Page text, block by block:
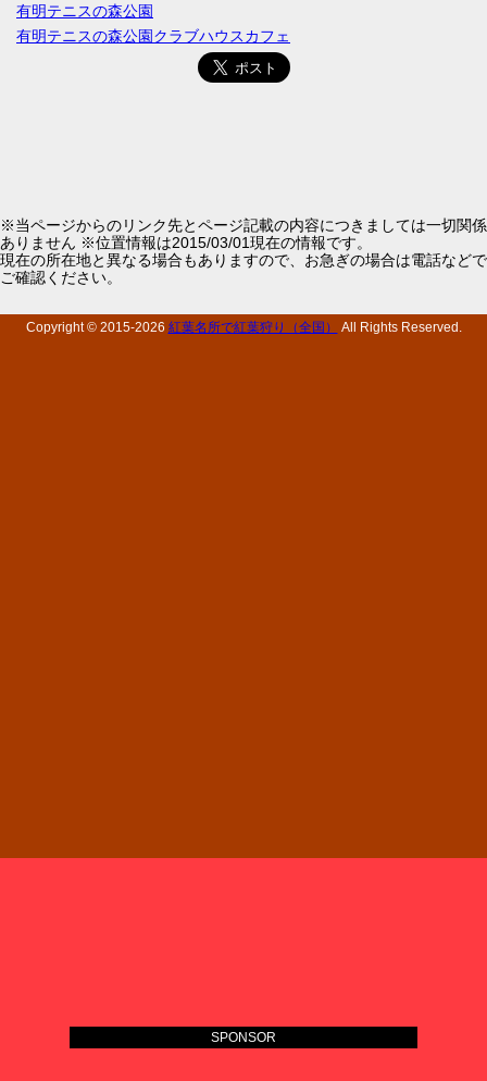
有明テニスの森公園
有明テニスの森公園クラブハウスカフェ
※当ページからのリンク先とページ記載の内容につきましては一切関係
ありません ※位置情報は2015/03/01現在の情報です。
現在の所在地と異なる場合もありますので、お急ぎの場合は電話などで
ご確認ください。
Copyright © 2015-2026 紅葉名所で紅葉狩り（全国） All Rights Reserved.
SPONSOR